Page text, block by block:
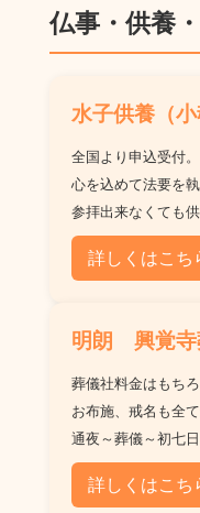
仏事・供養
水子供養（小
全国より申込受付。
心を込めて法要を執
参拝出来なくても供
詳しくはこち
明朗 興覚寺
葬儀社料金はもちろ
お布施、戒名も全て
通夜～葬儀～初七
詳しくはこち